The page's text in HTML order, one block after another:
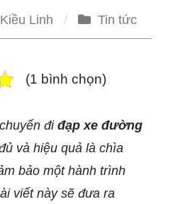
Kiều Linh Tin tức
(1 bình chọn)
đi đạp xe đường
và hiệu quả là chìa
bảo một hành trình
viết này sẽ đưa ra